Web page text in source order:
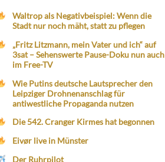
Waltrop als Negativbeispiel: Wenn die
Stadt nur noch mäht, statt zu pflegen
„Fritz Litzmann, mein Vater und ich“ auf
3sat – Sehenswerte Pause-Doku nun auch
im Free-TV
Wie Putins deutsche Lautsprecher den
Leipziger Drohnenanschlag für
antiwestliche Propaganda nutzen
Die 542. Cranger Kirmes hat begonnen
Eivør live in Münster
Der Ruhrpilot